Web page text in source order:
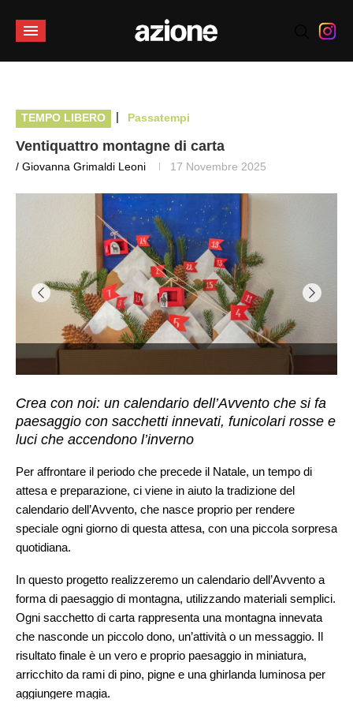
TEMPO LIBERO | Passatempi
Ventiquattro montagne di carta
/ Giovanna Grimaldi Leoni 17 Novembre 2025
Crea con noi: un calendario dell’Avvento che si fa
paesaggio con sacchetti innevati, funicolari rosse e
luci che accendono l’inverno
Per affrontare il periodo che precede il Natale, un tempo di
attesa e preparazione, ci viene in aiuto la tradizione del
calendario dell’Avvento, che nasce proprio per rendere
speciale ogni giorno di questa attesa, con una piccola sorpresa
quotidiana.
In questo progetto realizzeremo un calendario dell’Avvento a
forma di paesaggio di montagna, utilizzando materiali semplici.
Ogni sacchetto di carta rappresenta una montagna innevata
che nasconde un piccolo dono, un’attività o un messaggio. Il
risultato finale è un vero e proprio paesaggio in miniatura,
arricchito da rami di pino, pigne e una ghirlanda luminosa per
aggiungere magia.